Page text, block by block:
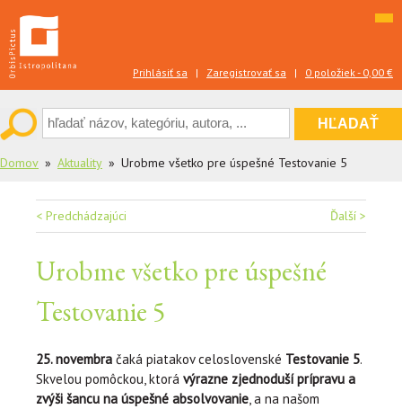
to
content
Prihlásiť sa | Zaregistrovať sa | 0 položiek - 0,00 €
Domov Aktuality Urobme všetko pre úspešné Testovanie 5
Navigácia
v
článku
< Predchádzajúci Ďalší >
Urobme všetko pre úspešné
Testovanie 5
25. novembra čaká piatakov celoslovenské Testovanie 5.
Skvelou pomôckou, ktorá výrazne zjednoduší prípravu a
zvýši šancu na úspešné absolvovanie, a na našom